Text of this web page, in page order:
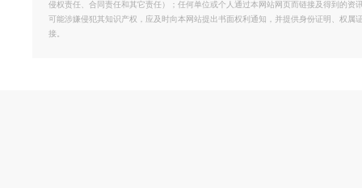
侵权责任、合同责任和其它责任）；任何单位或个人通过本网站网页而链接及得到的
可能涉嫌侵犯其知识产权，应及时向本网站提出书面权利通知，并提供身份证明、权
接。